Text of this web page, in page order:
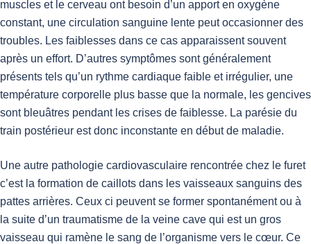
muscles et le cerveau ont besoin d’un apport en oxygène
constant, une circulation sanguine lente peut occasionner des
troubles. Les faiblesses dans ce cas apparaissent souvent
après un effort. D’autres symptômes sont généralement
présents tels qu’un rythme cardiaque faible et irrégulier, une
température corporelle plus basse que la normale, les gencives
sont bleuâtres pendant les crises de faiblesse. La parésie du
train postérieur est donc inconstante en début de maladie.
Une autre pathologie cardiovasculaire rencontrée chez le furet
c’est la formation de caillots dans les vaisseaux sanguins des
pattes arrières. Ceux ci peuvent se former spontanément ou à
la suite d’un traumatisme de la veine cave qui est un gros
vaisseau qui ramène le sang de l’organisme vers le cœur. Ce